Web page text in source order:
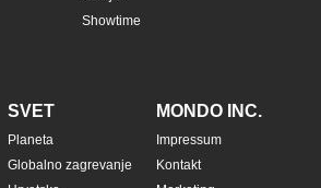
2026. Sva prava zadržana. Mondo inc.